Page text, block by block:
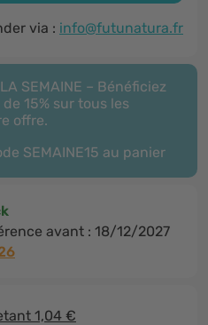
via : info@futunatura.fr
LA SEMAINE – Bénéficiez
15% sur tous les
offre.
SEMAINE15 au panier
avant : 18/12/2027
1,04 €